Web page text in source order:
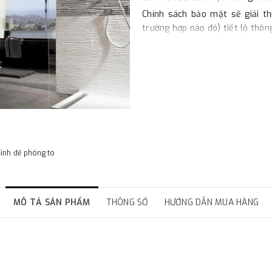
để phóng to
Chính sách bảo mật sẽ giải
trường hợp nào đó) tiết lộ
Bảo vệ dữ liệu cá nhân và
quan trọng với chúng tôi. Vì
- Chúng tôi thu thập, lưu trữ
và cho những thông báo sau
bao gồm một số thông tin cá
MÔ TẢ SẢN PHẨM THÔNG SỐ HƯỚNG DẪN MUA HÀNG